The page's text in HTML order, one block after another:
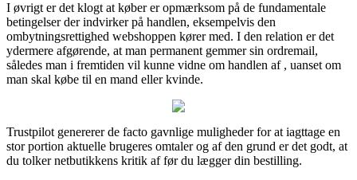
I øvrigt er det klogt at køber er opmærksom på de fundamentale
betingelser der indvirker på handlen, eksempelvis den
ombytningsrettighed webshoppen kører med. I den relation er det
ydermere afgørende, at man permanent gemmer sin ordremail,
således man i fremtiden vil kunne vidne om handlen af , uanset om
man skal købe til en mand eller kvinde.
Trustpilot genererer de facto gavnlige muligheder for at iagttage en
stor portion aktuelle brugeres omtaler og af den grund er det godt, at
du tolker netbutikkens kritik af før du lægger din bestilling.